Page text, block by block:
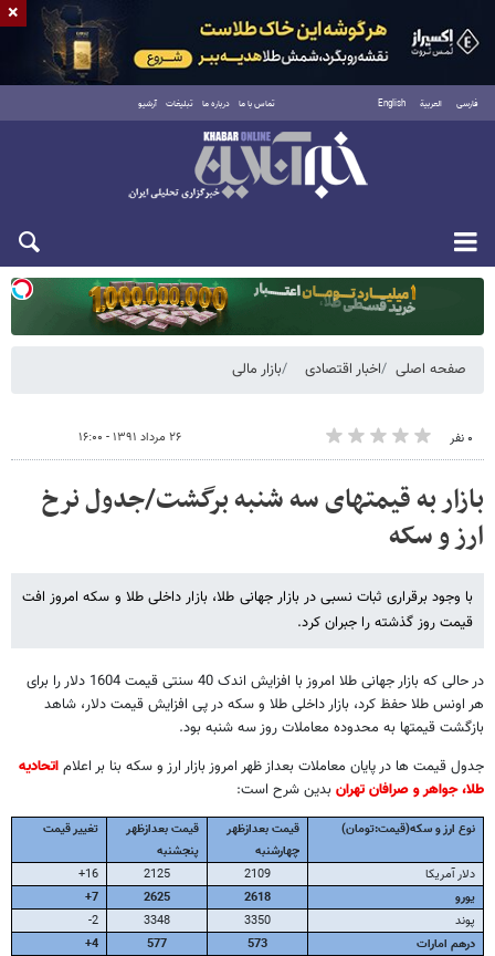
فارسی العربية English تماس با ما درباره ما تبلیغات آرشیو
یکشنبه ۱۸ مرداد ۱۴۰۵
صفحه اصلی اخبار اقتصادی بازار مالی
۰ نفر ۲۶ مرداد ۱۳۹۱ - ۱۶:۰۰
بازار به قیمتهای سه شنبه برگشت/جدول نرخ
ارز و سکه
با وجود برقراری ثبات نسبی در بازار جهانی طلا، بازار داخلی طلا و سکه امروز افت
قیمت روز گذشته را جبران کرد.
در حالی که بازار جهانی طلا امروز با افزایش اندک 40 سنتی قیمت 1604 دلار را برای
هر اونس طلا حفظ کرد، بازار داخلی طلا و سکه در پی افزایش قیمت دلار، شاهد
بازگشت قیمتها به محدوده معاملات روز سه شنبه بود.
جدول قیمت ها در پایان معاملات بعداز ظهر امروز بازار ارز و سکه بنا بر اعلام اتحادیه
طلا، جواهر و صرافان تهران بدین شرح است:
نوع ارز و سکه(قیمت:تومان)
قیمت بعدازظهر
چهارشنبه
قیمت بعدازظهر
پنجشنبه
تغییر قیمت
دلار آمریکا 2109
2125
16+
یورو
2618
2625
7+
پوند
3350
3348
2-
درهم امارات
573
577
4+
×